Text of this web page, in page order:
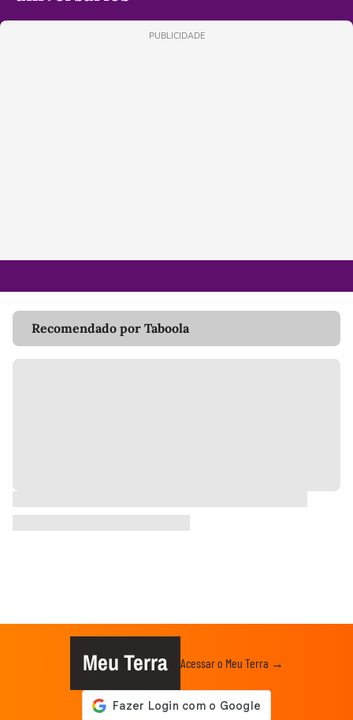
PUBLICIDADE
Recomendado por Taboola
Meu Terra Acessar o Meu Terra →